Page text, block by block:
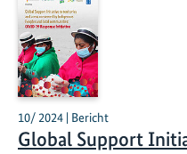
10/ 2024 | Bericht
Global Support